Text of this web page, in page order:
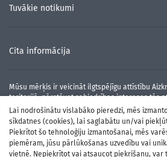
Lai nodrošinātu vislabāko pieredzi, mēs
sīkdatnes (cookies), lai saglabātu un/vai
Piekrītot šo tehnoloģiju izmantošanai, mēs
piemēram, jūsu pārlūkošanas uzvedību vai
vietnē. Nepiekrītot vai atsaucot piekrišanu, var
Tuvākie notikumi
Cita informācija
Mūsu mērķis ir veicināt ilgtspējīgu attīstību
teritorijā, pārstāvot sabiedrības intereses tās